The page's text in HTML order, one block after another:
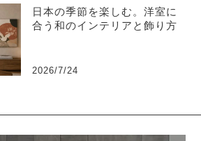
日本の季節を楽しむ。洋室に
合う和のインテリアと飾り方
2026/7/24